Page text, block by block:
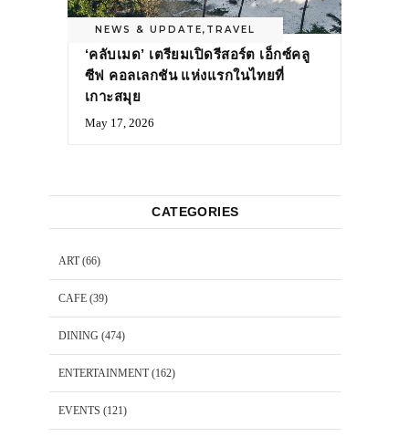
NEWS & UPDATE, TRAVEL
‘คลับเมด’ เตรียมเปิดรีสอร์ต เอ็กซ์คลู
ซีฟ คอลเลกชัน แห่งแรกในไทยที่
เกาะสมุย
May 17, 2026
CATEGORIES
ART(66)
CAFE (39)
DINING (474)
ENTERTAINMENT(162)
EVENTS (121)